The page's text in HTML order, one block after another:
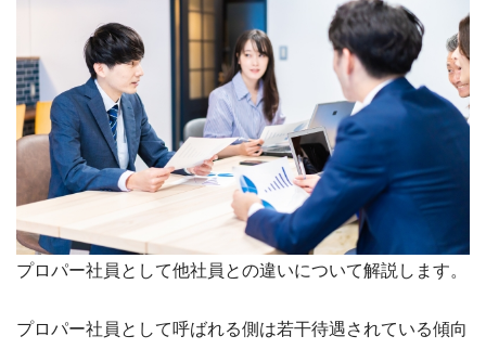
プロパー社員として他社員との違いについて解説します。
プロパー社員として呼ばれる側は若干待遇されている傾向